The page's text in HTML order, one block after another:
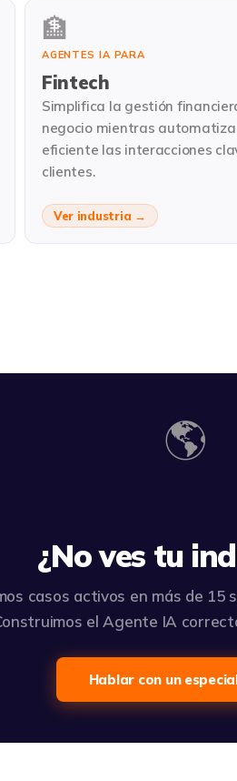
🏦
AGENTES IA PARA
Fintech
Simplifica la gestión
negocio mientras
eficiente las interacciones
clientes.
Ver industria →
🌎
¿No ves tu
casos activos en más de 15
el Agente IA
Hablar con un